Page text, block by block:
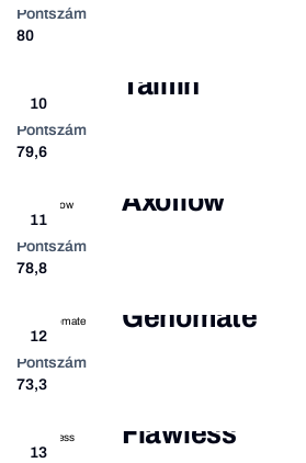
Pontszám
80
10
Tailfin
Pontszám
79,6
11
Axoflow
Pontszám
78,8
12
Genomate
Pontszám
73,3
13
Flawless